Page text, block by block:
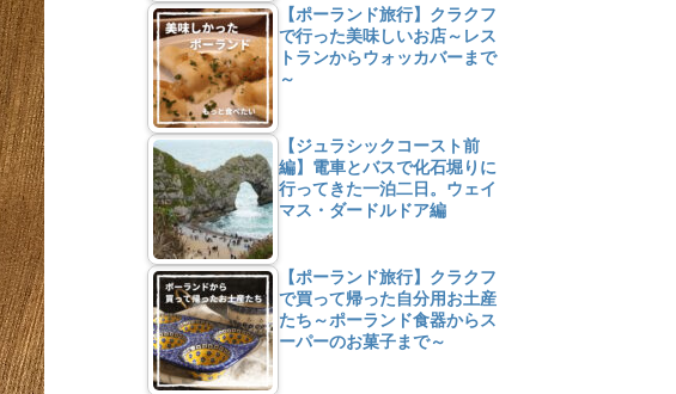
【ポーランド旅行】クラクフ
で行った美味しいお店～レス
トランからウォッカバーまで
～
【ジュラシックコースト前
編】電車とバスで化石堀りに
行ってきた一泊二日。ウェイ
マス・ダードルドア編
【ポーランド旅行】クラクフ
で買って帰った自分用お土産
たち～ポーランド食器からス
ーパーのお菓子まで～